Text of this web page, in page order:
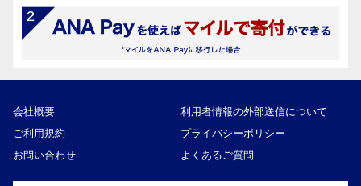
会社概要
利用者情報の外部送信について
ご利用規約
プライバシーポリシー
お問い合わせ
よくあるご質問